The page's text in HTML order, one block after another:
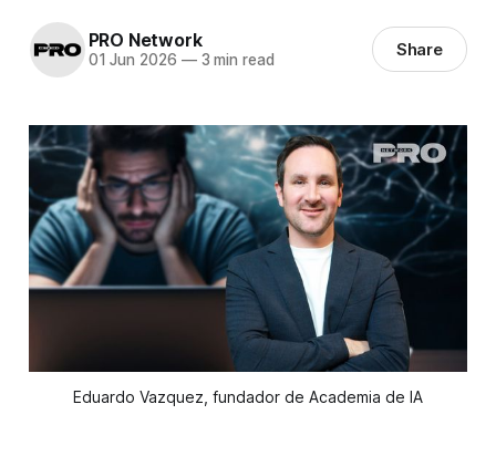
PRO Network
01 Jun 2026 —3 min read Share
Eduardo Vazquez, fundador de Academia de IA